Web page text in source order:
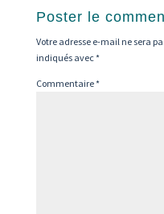
Poster le
Votre adresse e-mail ne sera
indiqués avec*
Commentaire*